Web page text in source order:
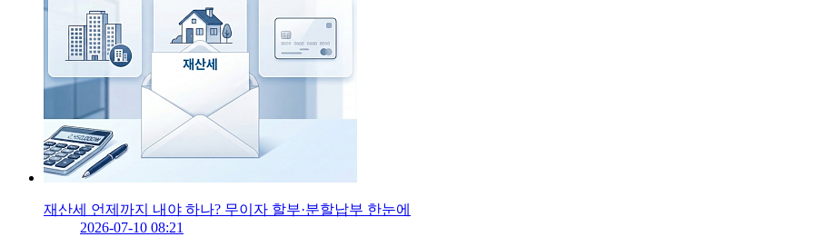
재산세 언제까지 내야 하나? 무이자 할부·분할납부 한눈에
2026-07-10 08:21